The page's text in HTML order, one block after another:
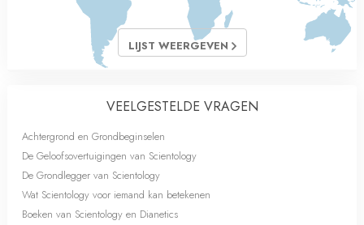
LIJST WEERGEVEN
VEELGESTELDE VRAGEN
Achtergrond en Grondbeginselen
De Geloofsovertuigingen van Scientology
De Grondlegger van Scientology
Wat Scientology voor iemand kan betekenen
Boeken van Scientology en Dianetics